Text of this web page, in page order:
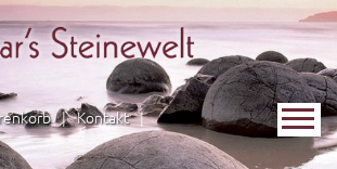
| Kontakt |